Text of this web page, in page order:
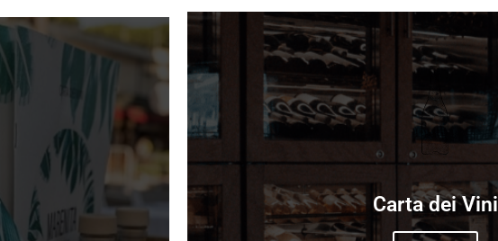
Carta dei Vini